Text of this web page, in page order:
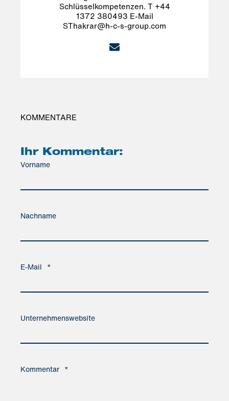
Schlüsselkompetenzen. T +44
1372 380493 E-Mail
SThakrar@h-c-s-group.com
KOMMENTARE
Ihr Kommentar:
Vorname
Nachname
E-Mail *
Unternehmenswebsite
Kommentar *